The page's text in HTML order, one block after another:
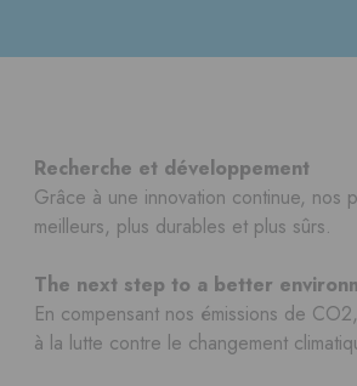
Recherche et développement
Grâce à une innovation continue, nos
meilleurs, plus durables et plus sûrs.
The next step to a better
En compensant nos émissions de
à la lutte contre le changement